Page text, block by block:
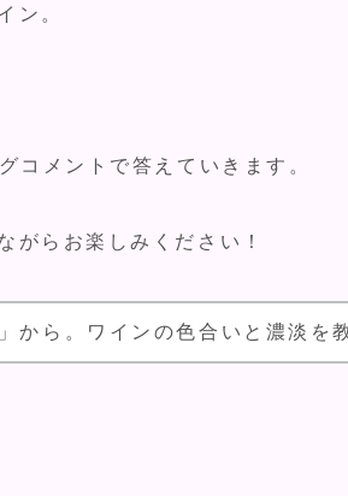
ン。
コメントで答えていきます。
がらお楽しみください！
から。ワインの色合いと濃淡を